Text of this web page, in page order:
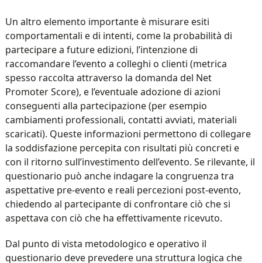
Un altro elemento importante è misurare esiti
comportamentali e di intenti, come la probabilità di
partecipare a future edizioni, l’intenzione di
raccomandare l’evento a colleghi o clienti (metrica
spesso raccolta attraverso la domanda del Net
Promoter Score), e l’eventuale adozione di azioni
conseguenti alla partecipazione (per esempio
cambiamenti professionali, contatti avviati, materiali
scaricati). Queste informazioni permettono di collegare
la soddisfazione percepita con risultati più concreti e
con il ritorno sull’investimento dell’evento. Se rilevante, il
questionario può anche indagare la congruenza tra
aspettative pre-evento e reali percezioni post-evento,
chiedendo al partecipante di confrontare ciò che si
aspettava con ciò che ha effettivamente ricevuto.
Dal punto di vista metodologico e operativo il
questionario deve prevedere una struttura logica che